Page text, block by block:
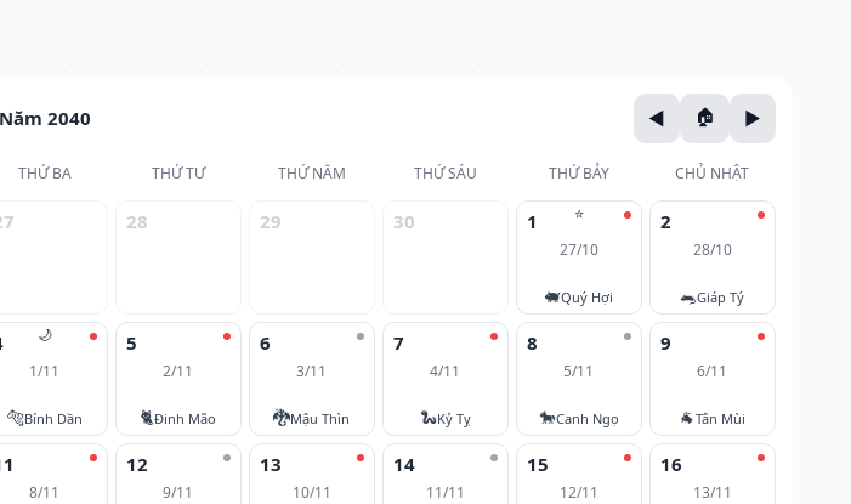
2040
THỨ BA THỨ TƯ THỨ NĂM THỨ SÁU THỨ BẢY CHỦ NHẬT
28 29 30 ⭐
1
27/10
🐖Quý Hợi
2
28/10
🐀Giáp Tý
🌙
1/11
🐅Bính Dần
5
2/11
🐈Đinh Mão
6
3/11
🐉Mậu Thìn
7
4/11
🐍Kỷ Tỵ
8
5/11
🐎Canh Ngọ
9
6/11
🐐Tân Mùi
8/11
12
9/11
13
10/11
14
11/11
15
12/11
16
13/11